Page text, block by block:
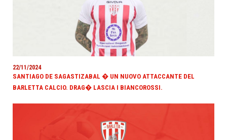
22/11/2024
SANTIAGO DE SAGASTIZABAL � UN NUOVO ATTACCANTE DEL
BARLETTA CALCIO. DRAG� LASCIA I BIANCOROSSI.